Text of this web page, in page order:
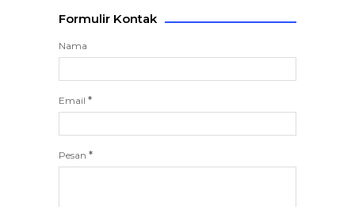
Formulir Kontak
Nama
Email *
Pesan *